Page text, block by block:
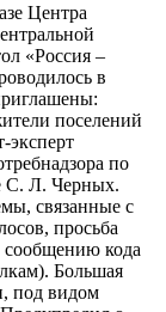
Центра
«Россия –
в
поселений
эксперт
по
С. Л. Черных.
связанные с
просьба
сообщению кода
Большая
под видом